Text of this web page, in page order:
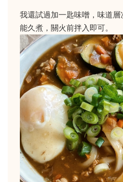
我還試過加一匙味噌，味道
能久煮，關火前拌入即可。